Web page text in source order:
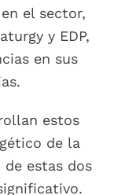
el sector,
y EDP,
en sus
estos
de la
de estas dos